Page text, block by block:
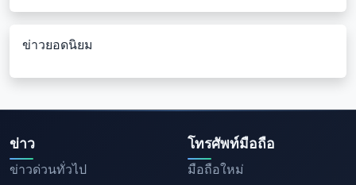
ข่าวยอดนิยม
ข่าว
ข่าวด่วนทั่วไป
โทรศัพท์มือถือ
มือถือใหม่